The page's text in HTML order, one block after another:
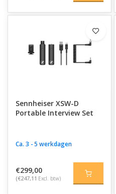
Sennheiser XSW-D
Portable Interview Set
Ca. 3 - 5 werkdagen
€299,00
(€247,11 Excl. btw)